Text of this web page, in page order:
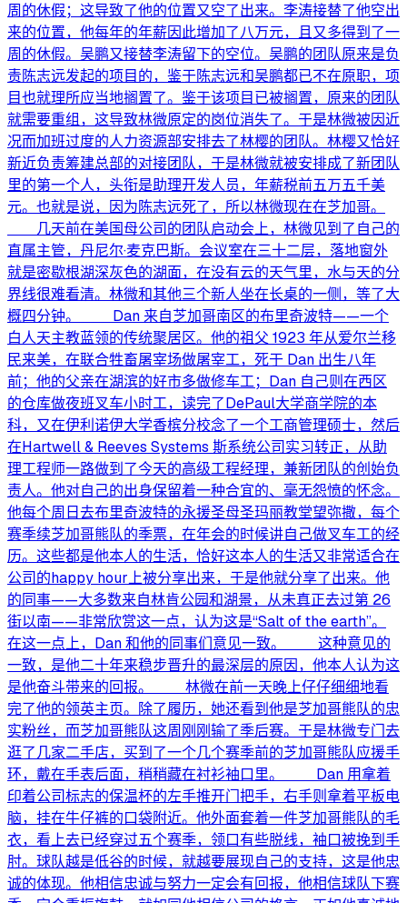
周的休假；这导致了他的位置又空了出来。李涛接替了他空出
来的位置，他每年的年薪因此增加了八万元，且又多得到了一
周的休假。吴鹏又接替李涛留下的空位。吴鹏的团队原来是负
责陈志远发起的项目的，鉴于陈志远和吴鹏都已不在原职，项
目也就理所应当地搁置了。鉴于该项目已被搁置，原来的团队
就需要重组，这导致林微原定的岗位消失了。于是林微被因近
况而加班过度的人力资源部安排去了林樱的团队。林樱又恰好
新近负责筹建总部的对接团队，于是林微就被安排成了新团队
里的第一个人，头衔是助理开发人员，年薪税前五万五千美
元。也就是说，因为陈志远死了，所以林微现在在芝加哥。
几天前在美国母公司的团队启动会上，林微见到了自己的
直属主管，丹尼尔·麦克巴斯。会议室在三十二层，落地窗外
就是密歇根湖深灰色的湖面，在没有云的天气里，水与天的分
界线很难看清。林微和其他三个新人坐在长桌的一侧，等了大
概四分钟。 Dan 来自芝加哥南区的布里奇波特——一个
白人天主教蓝领的传统聚居区。他的祖父 1923 年从爱尔兰移
民来美，在联合牲畜屠宰场做屠宰工，死于 Dan 出生八年
前；他的父亲在湖滨的好市多做修车工；Dan 自己则在西区
的仓库做夜班叉车小时工，读完了DePaul大学商学院的本
科，又在伊利诺伊大学香槟分校念了一个工商管理硕士，然后
在Hartwell & Reeves Systems 斯系统公司实习转正，从助
理工程师一路做到了今天的高级工程经理，兼新团队的创始负
责人。他对自己的出身保留着一种合宜的、毫无怨愤的怀念。
他每个周日去布里奇波特的永援圣母圣玛丽教堂望弥撒，每个
赛季续芝加哥熊队的季票，在年会的时候讲自己做叉车工的经
历。这些都是他本人的生活，恰好这本人的生活又非常适合在
公司的happy hour上被分享出来，于是他就分享了出来。他
的同事——大多数来自林肯公园和湖景，从未真正去过第 26
街以南——非常欣赏这一点，认为这是“Salt of the earth”。
在这一点上，Dan 和他的同事们意见一致。 这种意见的
一致，是他二十年来稳步晋升的最深层的原因，他本人认为这
是他奋斗带来的回报。 林微在前一天晚上仔仔细细地看
完了他的领英主页。除了履历，她还看到他是芝加哥熊队的忠
实粉丝，而芝加哥熊队这周刚刚输了季后赛。于是林微专门去
逛了几家二手店，买到了一个几个赛季前的芝加哥熊队应援手
环，戴在手表后面，稍稍藏在衬衫袖口里。 Dan 用拿着
印着公司标志的保温杯的左手推开门把手，右手则拿着平板电
脑，挂在牛仔裤的口袋附近。他外面套着一件芝加哥熊队的毛
衣，看上去已经穿过五个赛季，领口有些脱线，袖口被挽到手
肘。球队越是低谷的时候，就越要展现自己的支持，这是他忠
诚的体现。他相信忠诚与努力一定会有回报，他相信球队下赛